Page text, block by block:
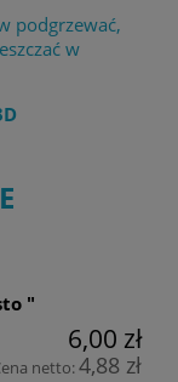
podgrzewać,
w
"
6,00 zł
netto:4,88 zł